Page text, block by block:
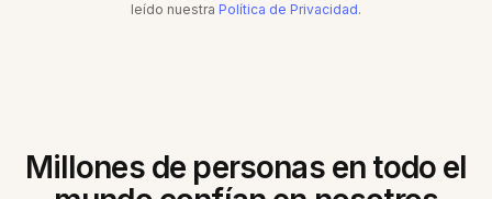
leído nuestra Política de Privacidad.
Millones de personas en todo el